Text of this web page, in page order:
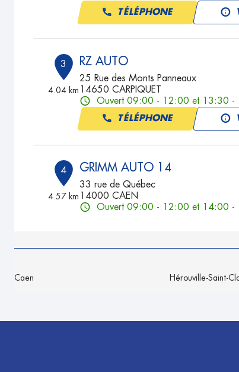
TÉLÉPHONE
3
4.04 km
RZ AUTO
25 Rue des Monts Panneaux
14650 CARPIQUET
Ouvert 09:00 - 12:00 et 13:30 -
TÉLÉPHONE
4
4.57 km
GRIMM AUTO 14
33 rue de Québec
14000 CAEN
Ouvert 09:00 - 12:00 et 14:00 -
Caen Hérouville-Saint-